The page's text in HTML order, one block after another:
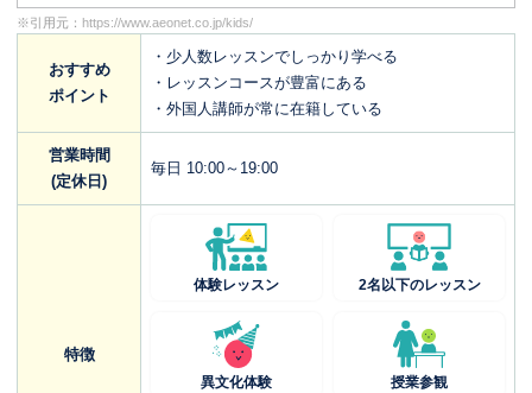
※引用元： https://www.aeonet.co.jp/kids/
おすすめ
ポイント
・少人数レッスンでしっかり学べる
・レッスンコースが豊富にある
・外国人講師が常に在籍している
営業時間
(定休日)
毎日 10:00～19:00
特徴
体験レッスン 2名以下のレッスン
異文化体験 授業参観